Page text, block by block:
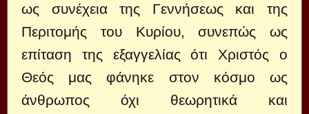
ως συνέχεια της Γεννήσεως και της
Περιτομής του Κυρίου, συνεπώς ως
επίταση της εξαγγελίας ότι Χριστός ο
Θεός μας φάνηκε στον κόσμο ως
άνθρωπος όχι θεωρητικά και